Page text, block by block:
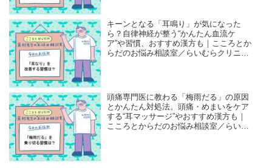
キーンとなる「耳鳴り」が気になった
ら？自律神経が整う“かんたん血流ケ
ア”や習慣、おすすめ漢方も｜こころとか
らだのお悩み相談室／らいむらクリニッ
頭痛専門医に教わる「梅雨だる」の原因
とかんたん対処法。頭痛・めまいをケア
する“耳マッサージ”やおすすめ漢方も｜
こころとからだのお悩み相談室／らいむ